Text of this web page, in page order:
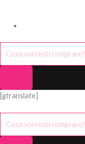
[gtranslate]